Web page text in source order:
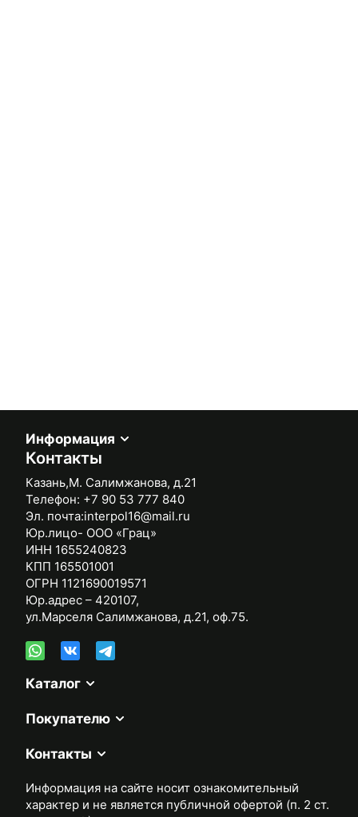
Информация
Контакты
Казань,М. Салимжанова, д.21
Телефон: +7 90 53 777 840
Эл. почта:interpol16@mail.ru
Юр.лицо- ООО «Грац»
ИНН 1655240823
КПП 165501001
ОГРН 1121690019571
Юр.адрес – 420107,
ул.Марселя Салимжанова, д.21, оф.75.
Каталог
Покупателю
Контакты
Информация на сайте носит ознакомительный
характер и не является публичной офертой (п. 2 ст.